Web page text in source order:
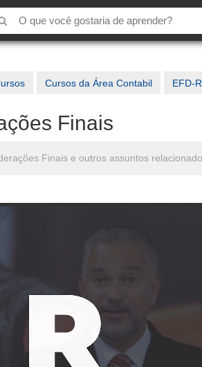
Cursos da Área Contabil EFD-
Finais
Finais e outros assuntos